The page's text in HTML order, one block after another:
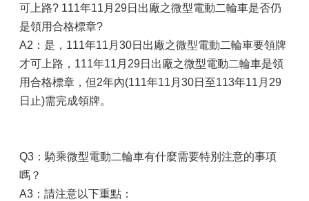
可上路? 111年11月29日出廠之微型電動二輪車是否仍
是領用合格標章?
A2：是，111年11月30日出廠之微型電動二輪車要領牌
才可上路，111年11月29日出廠之微型電動二輪車是領
用合格標章，但2年內(111年11月30日至113年11月29
日止)需完成領牌。
Q3：騎乘微型電動二輪車有什麼需要特別注意的事項
嗎？
A3：請注意以下重點：